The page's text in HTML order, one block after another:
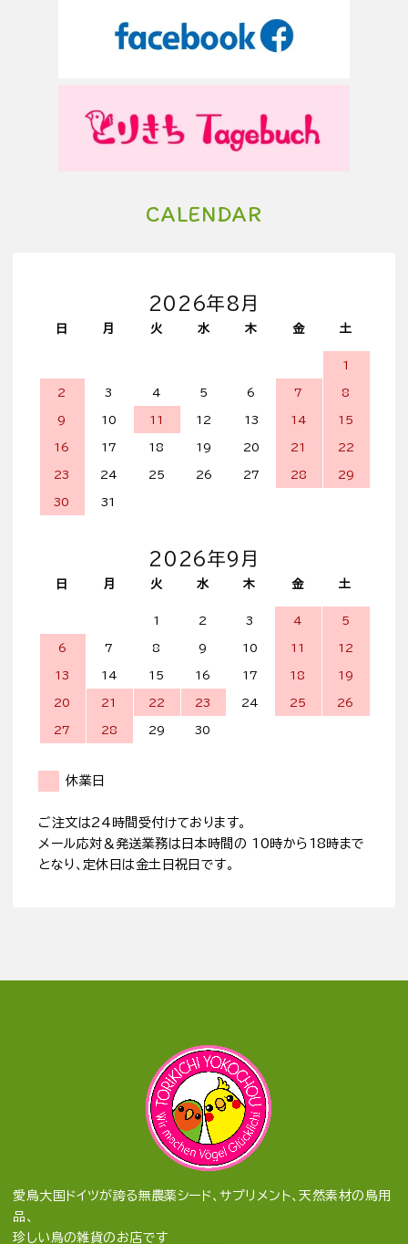
CALENDAR
2026年8月
日 月 火 水 木 金 土
1
2 3 4 5 6 7 8
9 10 11 12 13 14 15
16 17 18 19 20 21 22
23 24 25 26 27 28 29
30 31
2026年9月
日 月 火 水 木 金 土
1 2 3 4 5
6 7 8 9 10 11 12
13 14 15 16 17 18 19
20 21 22 23 24 25 26
27 28 29 30
休業日
ご注文は24時間受付けております。
メール応対＆発送業務は日本時間の 10時から18時まで
となり、定休日は金土日祝日です。
愛鳥大国ドイツが誇る無農薬シード、サプリメント、天然素材の鳥用
品、
珍しい鳥の雑貨のお店です